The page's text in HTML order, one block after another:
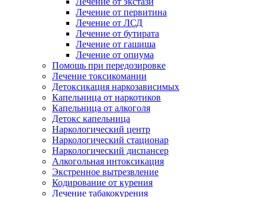
Лечение от первитина
Лечение от ЛСД
Лечение от бутирата
Лечение от гашиша
Лечение от опиума
Помощь при передозировке
Лечение токсикомании
Детоксикация наркозависимых
Капельница от наркотиков
Капельница от алкоголя
Детокс капельница
Наркологический центр
Наркологический стационар
Наркологический диспансер
Алкогольная интоксикация
Экстренное вытрезвление
Кодирование от курения
Лечение табакокурения